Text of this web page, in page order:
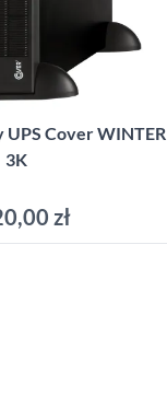
UPS Cover WINTER
3K
zł